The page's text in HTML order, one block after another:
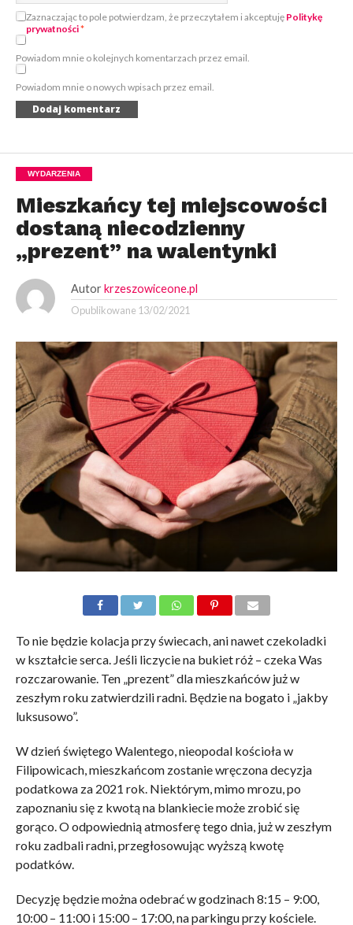
Zaznaczając to pole potwierdzam, że przeczytałem i akceptuję Politykę
prywatności*
Powiadom mnie o kolejnych komentarzach przez email.
Powiadom mnie o nowych wpisach przez email.
WYDARZENIA
Mieszkańcy tej miejscowości
dostaną niecodzienny
„prezent” na walentynki
Autor krzeszowiceone.pl
Opublikowane 13/02/2021
To nie będzie kolacja przy świecach, ani nawet czekoladki
w kształcie serca. Jeśli liczycie na bukiet róż – czeka Was
rozczarowanie. Ten „prezent” dla mieszkańców już w
zeszłym roku zatwierdzili radni. Będzie na bogato i „jakby
luksusowo”.
W dzień świętego Walentego, nieopodal kościoła w
Filipowicach, mieszkańcom zostanie wręczona decyzja
podatkowa za 2021 rok. Niektórym, mimo mrozu, po
zapoznaniu się z kwotą na blankiecie może zrobić się
gorąco. O odpowiednią atmosferę tego dnia, już w zeszłym
roku zadbali radni, przegłosowując wyższą kwotę
podatków.
Decyzję będzie można odebrać w godzinach 8:15 – 9:00,
10:00 – 11:00 i 15:00 – 17:00, na parkingu przy kościele.